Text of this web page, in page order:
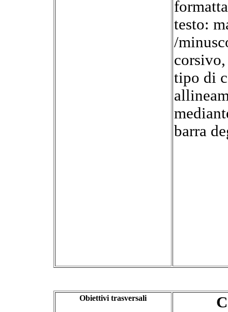
testo:
/
tipo di
barra
Obiettivi trasversali